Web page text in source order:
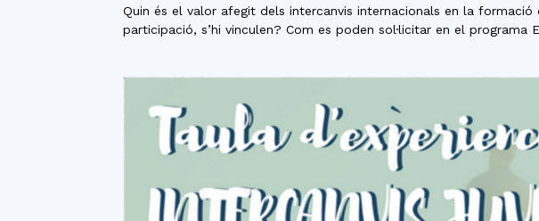
Quin és el valor afegit dels intercanvis internacionals en la
participació, s’hi vinculen? Com es poden sol·licitar en el